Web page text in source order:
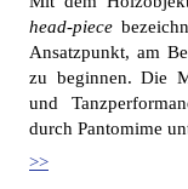
head-piece
Ansatzpunkt, am
zu beginnen. Die
und
durch Pantomime
>>